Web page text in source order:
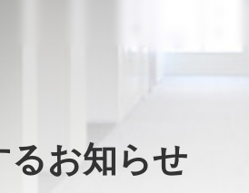
お知らせ